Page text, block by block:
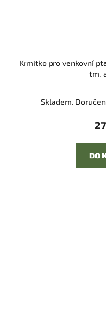
Krmítko pro venkovní
tm.
Skladem.
DO